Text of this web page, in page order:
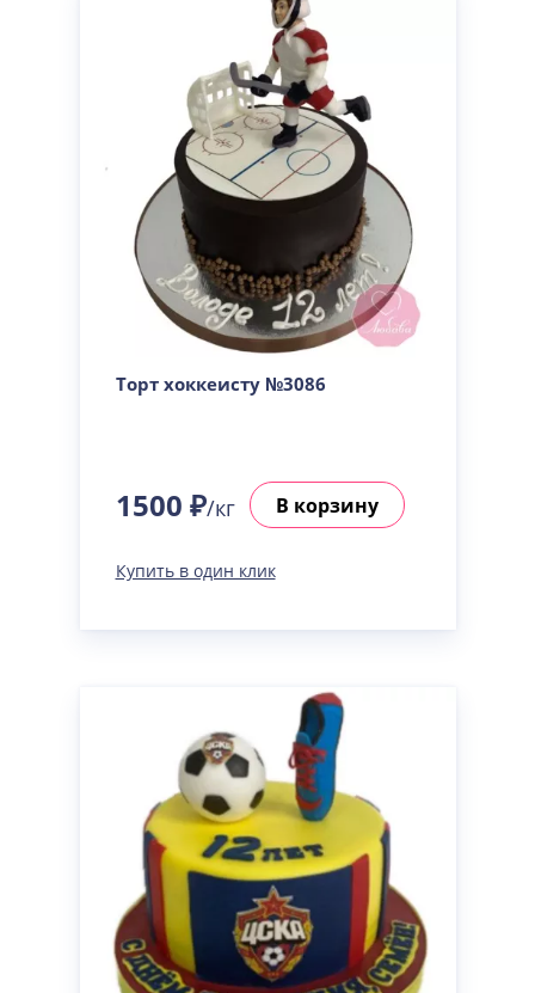
Торт хоккеисту №3086
1500 ₽/кг В корзину
Купить в один клик